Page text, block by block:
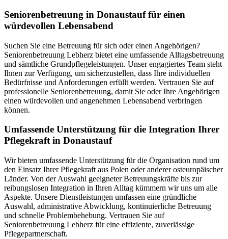
Senioren­betreuung in Donaustauf für einen
würdevollen Lebensabend
Suchen Sie eine Betreuung für sich oder einen Angehörigen?
Seniorenbetreuung Lebherz bietet eine umfassende Alltagsbetreuung
und sämtliche Grundpflegeleistungen. Unser engagiertes Team steht
Ihnen zur Verfügung, um sicherzustellen, dass Ihre individuellen
Bedürfnisse und Anforderungen erfüllt werden. Vertrauen Sie auf
professionelle Seniorenbetreuung, damit Sie oder Ihre Angehörigen
einen würdevollen und angenehmen Lebensabend verbringen
können.
Umfassende Unterstützung für die Integration Ihrer
Pflegekraft in Donaustauf
Wir bieten umfassende Unterstützung für die Organisation rund um
den Einsatz Ihrer Pflegekraft aus Polen oder anderer osteuropäischer
Länder. Von der Auswahl geeigneter Betreuungskräfte bis zur
reibungslosen Integration in Ihren Alltag kümmern wir uns um alle
Aspekte. Unsere Dienstleistungen umfassen eine gründliche
Auswahl, administrative Abwicklung, kontinuierliche Betreuung
und schnelle Problembehebung. Vertrauen Sie auf
Seniorenbetreuung Lebherz für eine effiziente, zuverlässige
Pflegepartnerschaft.